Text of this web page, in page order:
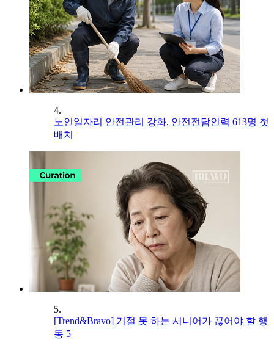
4.
노인일자리 안전관리 강화, 안전전담인력 613명 첫
배치
5.
[Trend&Bravo] 거절 못 하는 시니어가 끊어야 할 행
동 5